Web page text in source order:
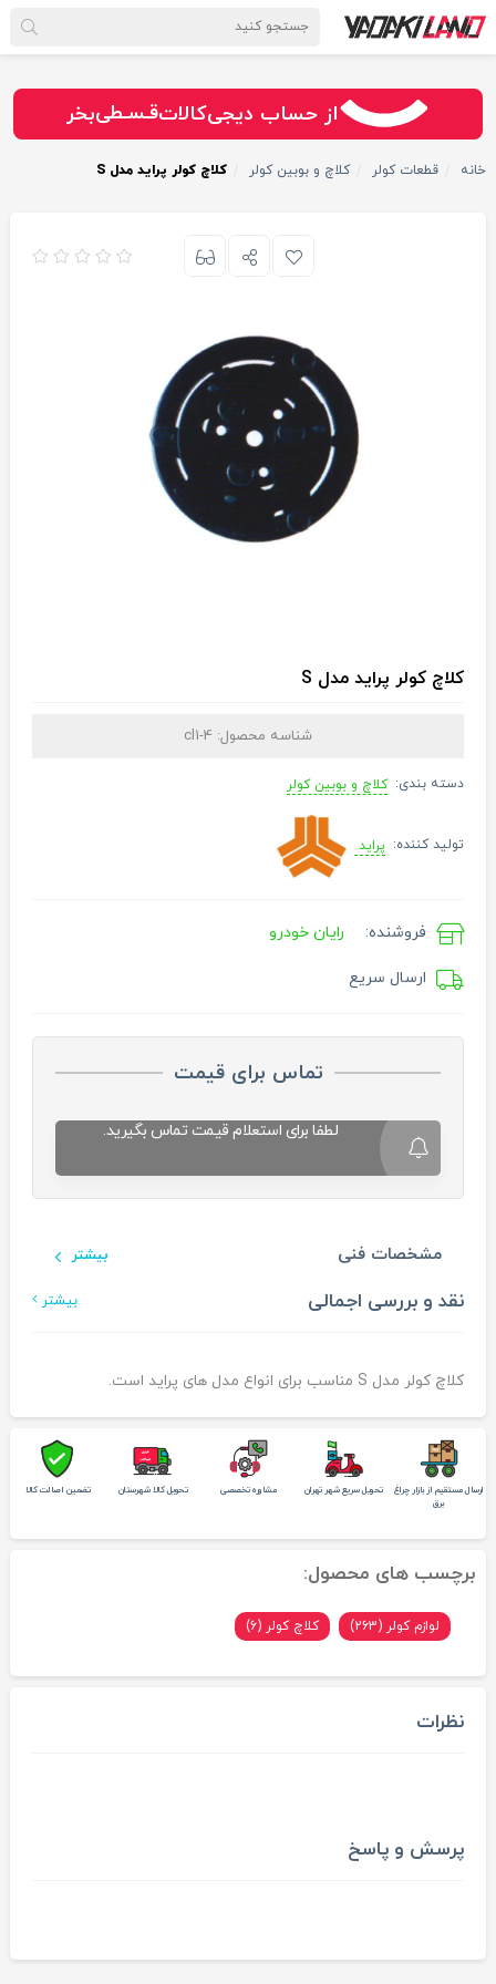
از حساب دیجی‌کالات
سـریــع
امـــــن
قـسـطیبخر
خانه قطعات کولر کلاچ و بوبین کولر کلاچ کولر پراید مدل S
کلاچ کولر پراید مدل S
شناسه محصول: cl1-4
دسته بندی: کلاچ و بوبین کولر
تولید کننده: پراید
فروشنده: رایان خودرو
ارسال سریع
تماس برای قیمت
لطفا برای استعلام قیمت تماس بگیرید.
مشخصات فنی بیشتر
نقد و بررسی اجمالی بیشتر
کلاچ کولر مدل S مناسب برای انواع مدل های پراید است.
ارسال مستقیم از بازار چراغ
برق
تحویل سریع شهر تهران مشاوره تخصصی تحویل کالا شهرستان تضمین اصالت کالا
برچسب های محصول:
لوازم کولر (263) کلاچ کولر (6)
نظرات
پرسش و پاسخ